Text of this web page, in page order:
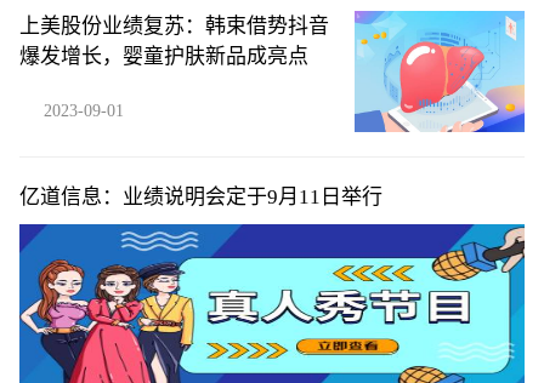
上美股份业绩复苏：韩束借势抖音
爆发增长，婴童护肤新品成亮点
2023-09-01
亿道信息：业绩说明会定于9月11日举行